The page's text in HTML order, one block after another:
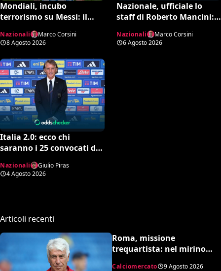
Mondiali, incubo
terrorismo su Messi: il
sventati durante la Coppa
del Mondo
Nazionali
Marco Corsini
8 Agosto 2026
Nazionale, ufficiale lo
staff di Roberto Mancini:
Bollini vice
Nazionali
Marco Corsini
6 Agosto 2026
Italia 2.0: ecco chi
saranno i 25 convocati di
conferme e sorprese
Nazionali
Giulio Piras
4 Agosto 2026
Articoli recenti
Roma, missione
trequartista: nel mirino
Calciomercato 9 Agosto 2026